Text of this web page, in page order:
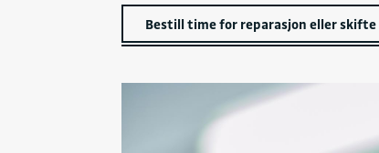
Bestill time for reparasjon eller skifte